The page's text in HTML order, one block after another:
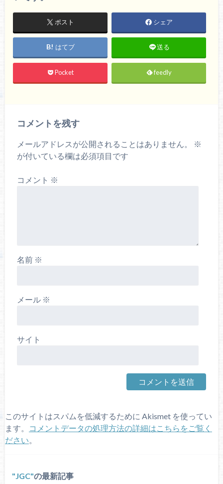
ポスト シェア
はてブ 送る
Pocket feedly
コメントを残す
メールアドレスが公開されることはありません。
※
が付いている欄は必須項目です
コメント ※
名前 ※
メール ※
サイト
このサイトはスパムを低減するために Akismet を使ってい
ます。
コメントデータの処理方法の詳細はこちらをご覧く
ださい。
JGC の最新記事